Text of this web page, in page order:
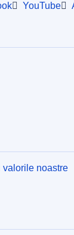
YouTube
valorile noastre